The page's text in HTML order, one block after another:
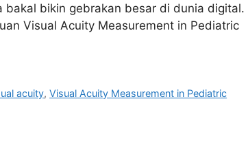
bikin gebrakan besar di dunia digital.
Visual Acuity Measurement in Pediatric
acuity,Visual Acuity Measurement in Pediatric